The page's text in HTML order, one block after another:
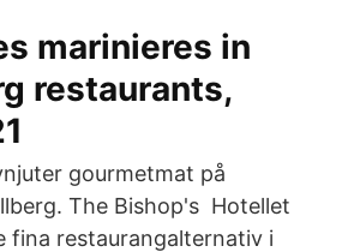
marinieres in
restaurants,
gourmetmat på
The Bishop's Hotellet
fina restaurangalternativ i